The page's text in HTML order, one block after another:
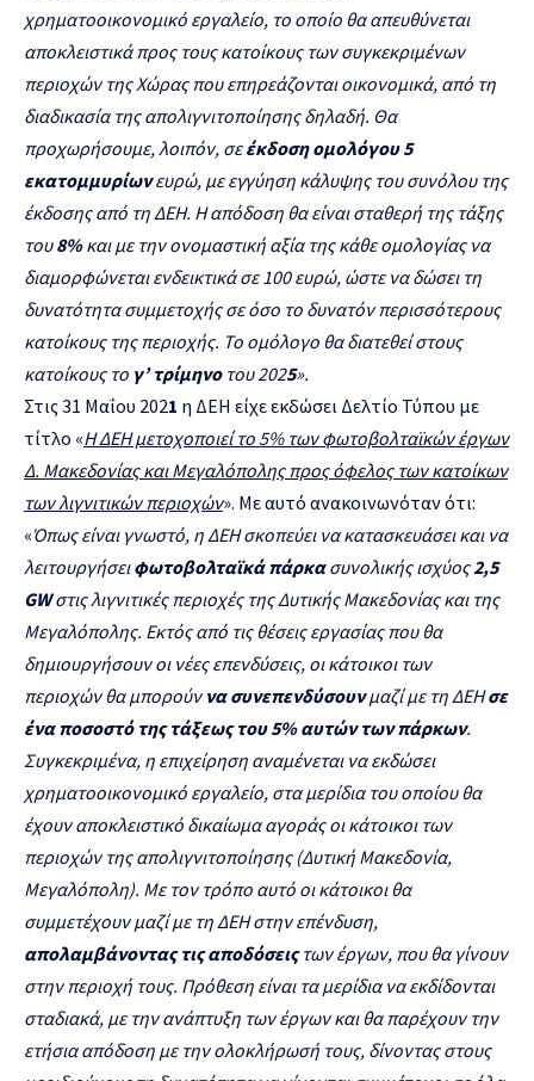
χρηματοοικονομικό εργαλείο, το οποίο θα απευθύνεται
αποκλειστικά προς τους κατοίκους των συγκεκριμένων
περιοχών της Χώρας που επηρεάζονται οικονομικά, από τη
διαδικασία της απολιγνιτοποίησης δηλαδή. Θα
προχωρήσουμε, λοιπόν, σεέκδοση ομολόγου 5
εκατομμυρίωνευρώ, με εγγύηση κάλυψης του συνόλου της
έκδοσης από τη ΔΕΗ. Η απόδοση θα είναι σταθερή της τάξης
του8%και με την ονομαστική αξία της κάθε ομολογίας να
διαμορφώνεται ενδεικτικά σε 100 ευρώ, ώστε να δώσει τη
δυνατότητα συμμετοχής σε όσο το δυνατόν περισσότερους
κατοίκους της περιοχής. Το ομόλογο θα διατεθεί στους
κατοίκους το γ’ τρίμηνο του 2025».
Στις 31 Μαΐου 2021 η ΔΕΗ είχε εκδώσει Δελτίο Τύπου με
τίτλο «Η ΔΕΗ μετοχοποιεί το 5% των φωτοβολταϊκών έργων
Δ. Μακεδονίας και Μεγαλόπολης προς όφελος των κατοίκων
των λιγνιτικών περιοχών». Με αυτό ανακοινωνόταν ότι:
«Όπως είναι γνωστό, η ΔΕΗ σκοπεύει να κατασκευάσει και να
λειτουργήσειφωτοβολταϊκά πάρκασυνολικής ισχύος2,5
GWστις λιγνιτικές περιοχές της Δυτικής Μακεδονίας και της
Μεγαλόπολης. Εκτός από τις θέσεις εργασίας που θα
δημιουργήσουν οι νέες επενδύσεις, οι κάτοικοι των
περιοχών θα μπορούν να συνεπενδύσουνμαζί με τη ΔΕΗσε
ένα ποσοστό της τάξεως του 5% αυτών των πάρκων.
Συγκεκριμένα, η επιχείρηση αναμένεται να εκδώσει
χρηματοοικονομικό εργαλείο, στα μερίδια του οποίου θα
έχουν αποκλειστικό δικαίωμα αγοράς οι κάτοικοι των
περιοχών της απολιγνιτοποίησης (Δυτική Μακεδονία,
Μεγαλόπολη). Με τον τρόπο αυτό οι κάτοικοι θα
συμμετέχουν μαζί με τη ΔΕΗ στην επένδυση,
απολαμβάνοντας τις αποδόσειςτων έργων, που θα γίνουν
στην περιοχή τους. Πρόθεση είναι τα μερίδια να εκδίδονται
σταδιακά, με την ανάπτυξη των έργων και θα παρέχουν την
ετήσια απόδοση με την ολοκλήρωσή τους, δίνοντας στους